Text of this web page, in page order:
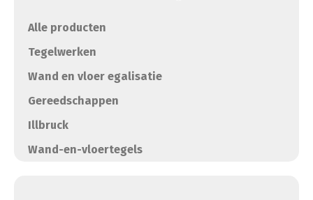
Alle producten
Tegelwerken
Wand en vloer egalisatie
Gereedschappen
Illbruck
Wand-en-vloertegels